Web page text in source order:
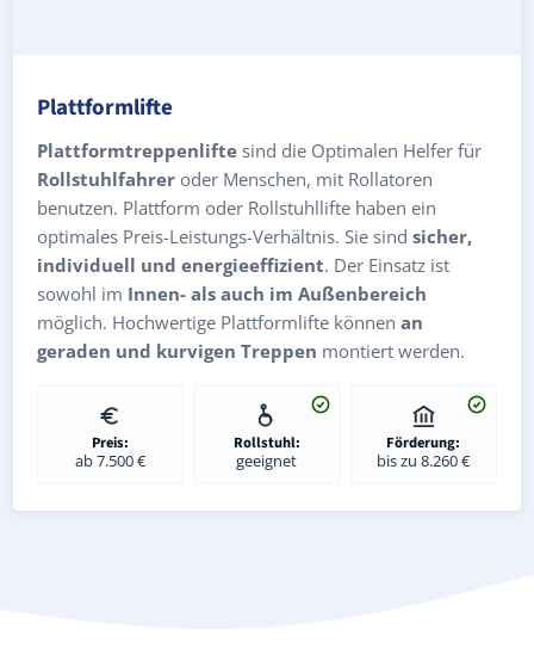
Plattformlifte
Plattformtreppenlifte sind die Optimalen Helfer für
Rollstuhlfahrer oder Menschen, mit Rollatoren
benutzen. Plattform oder Rollstuhllifte haben ein
optimales Preis-Leistungs-Verhältnis. Sie sind sicher,
individuell und energieeffizient. Der Einsatz ist
sowohl im Innen- als auch im Außenbereich
möglich. Hochwertige Plattformlifte können an
geraden und kurvigen Treppen montiert werden.
Preis:
ab 7.500 €
Rollstuhl:
geeignet
Förderung:
bis zu 8.260 €